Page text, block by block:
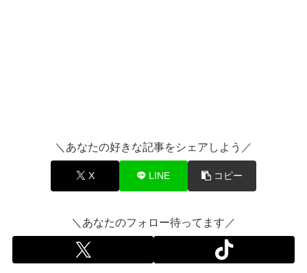
＼あなたの好きな記事をシェアしよう／
X LINE コピー
＼あなたのフォロー待ってます／